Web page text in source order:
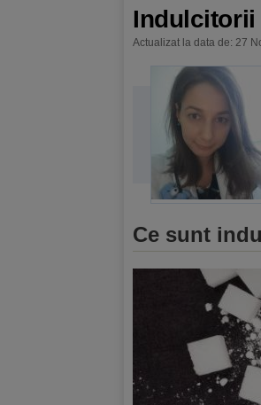
Actualizat la data de: 27
Ce sunt